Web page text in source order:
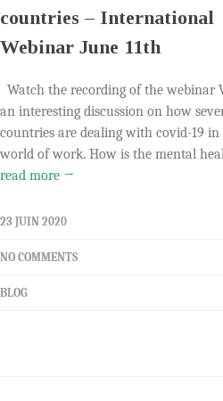
countries – International
Webinar June 11th
Watch the recording of the webinar
an interesting discussion on how
countries are dealing with covid-19 in
world of work. How is the mental
read more →
23 JUIN 2020
NO COMMENTS
BLOG